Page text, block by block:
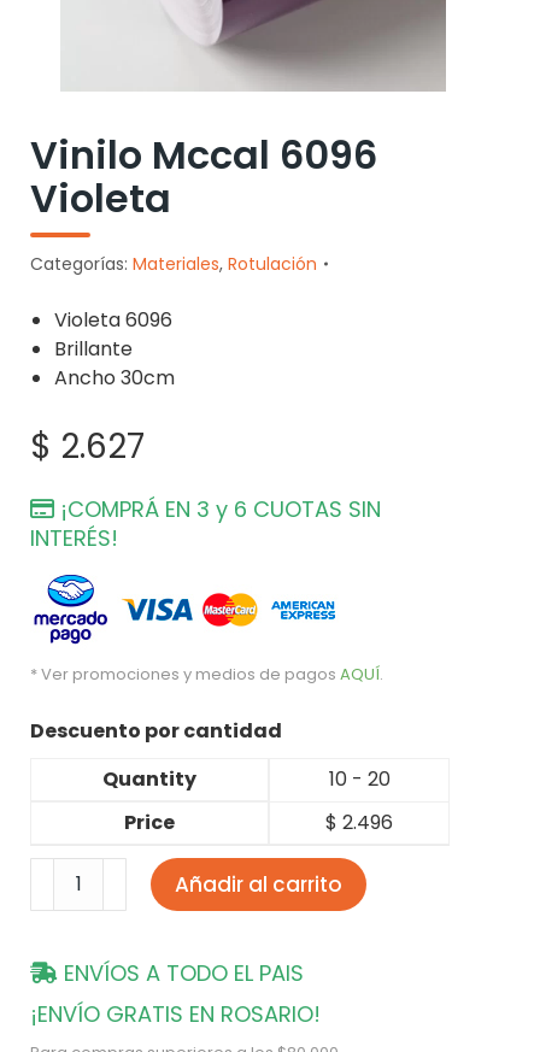
Vinilo Mccal 6096
Violeta
Categorías: Materiales, Rotulación
Violeta 6096
Brillante
Ancho 30cm
$ 2.627
¡COMPRÁ EN 3 y 6 CUOTAS SIN
INTERÉS!
* Ver promociones y medios de pagos AQUÍ.
Descuento por cantidad
Quantity
10 - 20
Price
$ 2.496
Añadir al carrito
ENVÍOS A TODO EL PAIS
¡ENVÍO GRATIS EN ROSARIO!